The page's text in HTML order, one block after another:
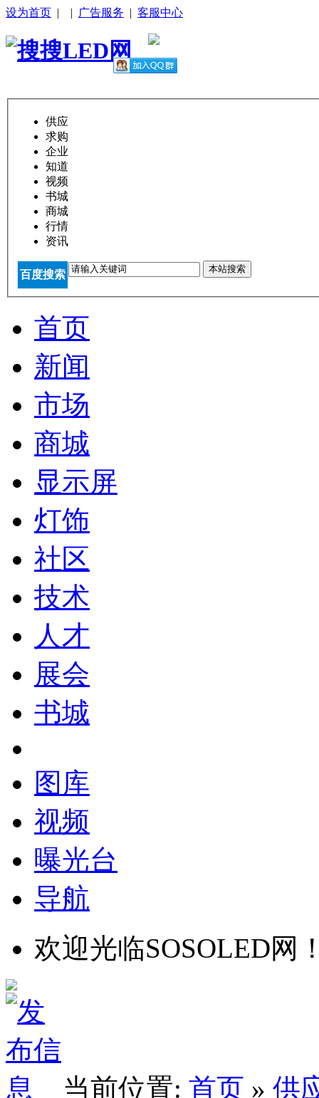
设为首页 | | 广告服务 | 客服中心
供应
求购
企业
知道
视频
书城
商城
行情
资讯
百度搜索 本站搜索
首页
新闻
市场
商城
显示屏
灯饰
社区
技术
人才
展会
书城
图库
视频
曝光台
导航
欢迎光临SOSOLED网
当前位置: 首页 » 供